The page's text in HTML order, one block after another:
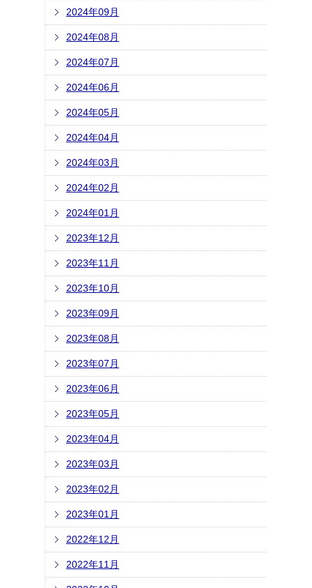
2024年09月
2024年08月
2024年07月
2024年06月
2024年05月
2024年04月
2024年03月
2024年02月
2024年01月
2023年12月
2023年11月
2023年10月
2023年09月
2023年08月
2023年07月
2023年06月
2023年05月
2023年04月
2023年03月
2023年02月
2023年01月
2022年12月
2022年11月